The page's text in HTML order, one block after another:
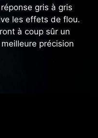
gris à gris
les effets de flou.
à coup sûr un
précision